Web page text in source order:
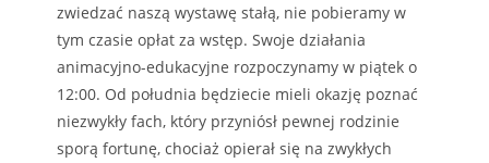
zwiedzać naszą wystawę stałą, nie pobieramy w
tym czasie opłat za wstęp. Swoje działania
animacyjno-edukacyjne rozpoczynamy w piątek o
12:00. Od południa będziecie mieli okazję poznać
niezwykły fach, który przyniósł pewnej rodzinie
sporą fortunę, chociaż opierał się na zwykłych